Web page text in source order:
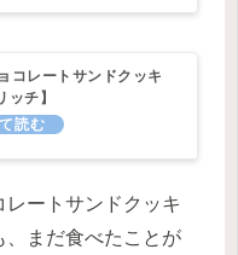
コレートサンドクッキ
チ】
ートサンドクッキ
まだ食べたことが